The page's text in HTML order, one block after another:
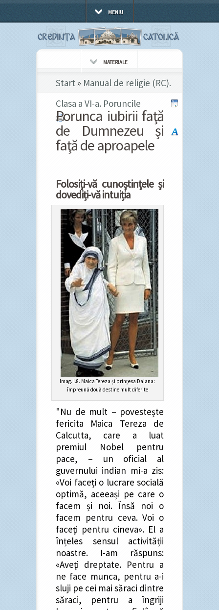
MENIU
MATERIALE
Start » Manual de religie (RC).
Clasa a VI-a. Poruncile
Porunca iubirii faţă
de Dumnezeu şi
faţă de aproapele
Folosiți-vă cunoștințele și
dovediți-vă intuiția
Imag. I.8. Maica Tereza și prințesa Daiana:
împreună două destine mult diferite
"Nu de mult – povestește
fericita Maica Tereza de
Calcutta, care a luat
premiul Nobel pentru
pace, – un oficial al
guvernului indian mi-a zis:
«Voi faceți o lucrare socială
optimă, aceeași pe care o
facem și noi. Însă noi o
facem pentru ceva. Voi o
faceți pentru cineva». El a
înțeles sensul activității
noastre. I-am răspuns:
«Aveți dreptate. Pentru a
ne face munca, pentru a-i
sluji pe cei mai săraci dintre
săraci, pentru a îngriji